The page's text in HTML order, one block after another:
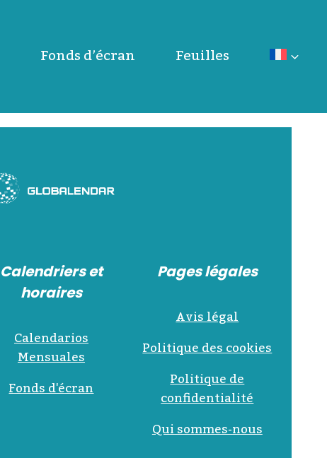
Fonds d’écran Feuilles
Calendriers et
horaires
Calendarios
Mensuales
Fonds d'écran
Pages légales
Avis légal
Politique des cookies
Politique de
confidentialité
Qui sommes-nous